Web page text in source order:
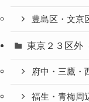
豊島区・文京
東京２３区外
府中・三鷹・
福生・青梅周